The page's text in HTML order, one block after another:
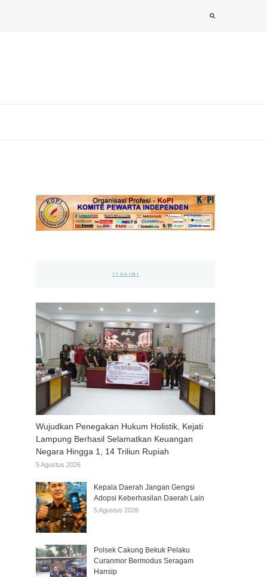
TERKINI
Wujudkan Penegakan Hukum Holistik, Kejati
Lampung Berhasil Selamatkan Keuangan
Negara Hingga 1, 14 Triliun Rupiah
5 Agustus 2026
Kepala Daerah Jangan Gengsi
Adopsi Keberhasilan Daerah Lain
5 Agustus 2026
Polsek Cakung Bekuk Pelaku
Curanmor Bermodus Seragam
Hansip